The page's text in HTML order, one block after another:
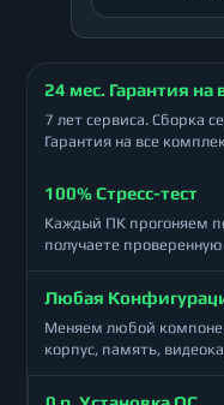
24 мес. Гарантия на
7 лет сервиса. Сборка
Гарантия на все
100% Стресс-тест
Каждый ПК прогоняем
получаете
Любая
Меняем любой
корпус, память,